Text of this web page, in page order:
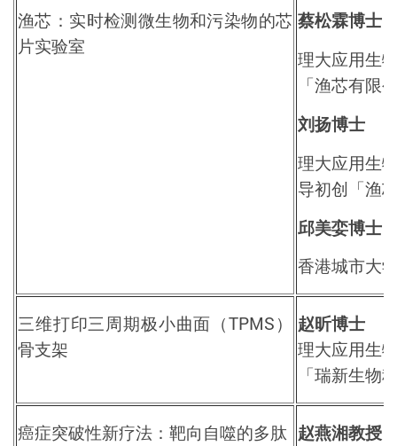
渔芯：实时检测微生物和污染物的芯
片实验室
蔡松霖博士
理大应用生
「渔芯有限
刘扬博士
理大应用生
导初创「渔
邱美娈博士
香港城市大
三维打印三周期极小曲面（TPMS）
骨支架
赵昕博士
理大应用生
「瑞新生物
癌症突破性新疗法：靶向自噬的多肽 赵燕湘教授